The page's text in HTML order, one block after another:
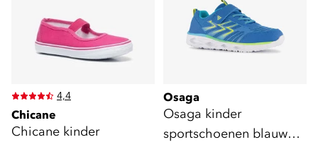
4,4
Chicane
Chicane kinder
Osaga
Osaga kinder
sportschoenen blauw